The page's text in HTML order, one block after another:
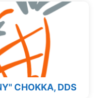
CHOKKA, DDS